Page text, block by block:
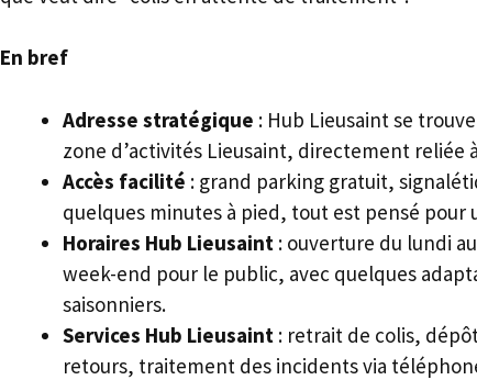
En bref
Adresse stratégique : Hub Lieusaint se
zone d’activités Lieusaint, directement reliée à
Accès facilité : grand parking gratuit,
quelques minutes à pied, tout est pensé
Horaires Hub Lieusaint : ouverture du lundi
week-end pour le public, avec quelques
saisonniers.
Services Hub Lieusaint : retrait de colis,
retours, traitement des incidents via